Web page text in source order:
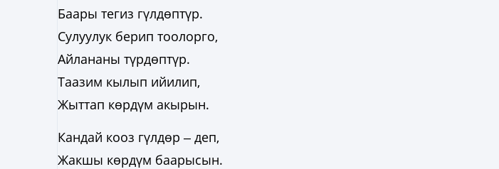
Баары тегиз гүлдөптүр.
Сулуулук берип тоолорго,
Айлананы түрдөптүр.
Таазим кылып ийилип,
Жыттап көрдүм акырын.
Кандай кооз гүлдөр ‒ деп,
Жакшы көрдүм баарысын.